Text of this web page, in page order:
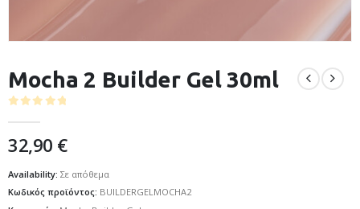
Mocha 2 Builder Gel 30ml
32,90 €
Availability: Σε απόθεμα
Κωδικός προϊόντος: BUILDERGELMOCHA2